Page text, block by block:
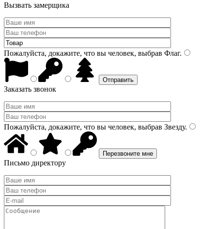
Вызвать замерщика
Пожалуйста, докажите, что вы человек, выбрав Флаг.
Заказать звонок
Пожалуйста, докажите, что вы человек, выбрав Звезду.
Письмо директору